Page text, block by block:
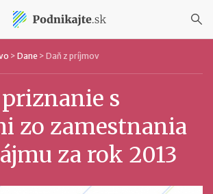
> Dane > Daň z príjmov
s
zo zamestnania
za rok 2013